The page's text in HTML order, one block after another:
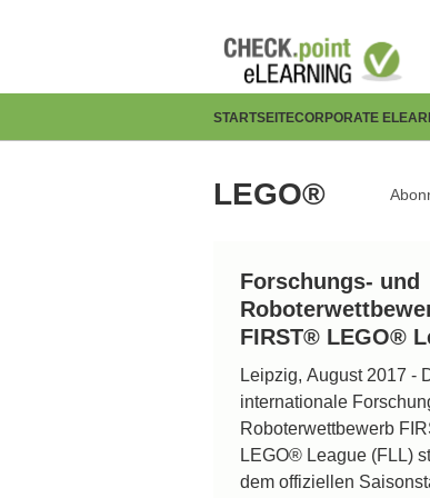
H
u
STARTSEITECORPORATE
LEGO®
Forschungs- und
FIRST® LEGO®
Leipzig, August 2017 -
internationale
Roboterwettbewerb
LEGO® League (FLL)
dem offiziellen